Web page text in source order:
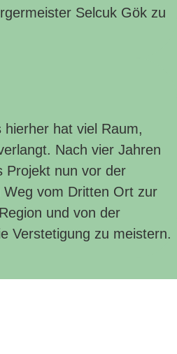
Selcuk Gök zu
hat viel Raum,
Nach vier Jahren
Projekt nun vor der
vom Dritten Ort zur
und von der
Verstetigung zu meistern.